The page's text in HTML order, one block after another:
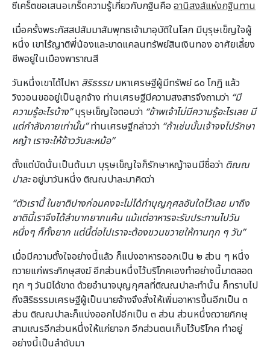
ซีเคร็ตขอเสนอเกร็ดความรู้เกี่ยวกับกฐินคือ อานิสงส์แห่งกฐินทาน
เมื่อครั้งพระกัสสปสัมมาสัมพุทธเจ้ามาอุบัติในโลก มีบุรุษเข็ญใจผู้
หนึ่ง เขาไร้ญาติพี่น้องและขาดแคลนทรัพย์สินเงินทอง อาศัยเลี้ยง
ชีพอยู่ในเมืองพาราณสี
วันหนึ่งเขาได้ไปหา สิริธรรมมหาเศรษฐีผู้มีทรัพย์ ๘๐ โกฏิ แล้ว
วิงวอนขออยู่เป็นลูกจ้าง ท่านเศรษฐีมีความสงสารจึงถามว่า “มี
ความรู้อะไรบ้าง”บุรุษเข็ญใจตอบว่า “ข้าพเจ้าไม่มีความรู้อะไรเลย มี
แต่กำลังกายเท่านั้น”ท่านเศรษฐีกล่าวว่า “ถ้าเช่นนั้นเจ้าจงไปรักษา
หญ้า เราจะให้ข้าววันละหม้อ”
ตั้งแต่บัดนั้นเป็นต้นมา บุรุษเข็ญใจก็รักษาหญ้าจนมีชื่อว่า ติณณ
ปาละอยู่มาวันหนึ่ง ติณณปาละมาคิดว่า
“ตัวเรานี้ ในชาติปางก่อนคงจะไม่ได้ทำบุญกุศลอันใดไว้เลย มาถึง
ชาตินี้เราจึงได้ลำบากยากแค้น แม้แต่อาหารจะรับประทานไปวัน
หนึ่งๆ ก็ทั้งยาก แต่นี้ต่อไปเราจะต้องขวนขวายให้ทานทุก ๆ วัน”
เมื่อมีความตั้งใจอย่างนี้แล้ว ก็แบ่งอาหารออกเป็น ๒ ส่วน ๆ หนึ่ง
ถวายแก่พระภิกษุสงฆ์ อีกส่วนหนึ่งไว้บริโภคเองทำอย่างนี้มาตลอด
ทุก ๆ วันมิได้ขาด ด้วยอำนาจบุญกุศลที่ติณณปาละทำนั้น ก็ทราบไป
ถึงสิริธรรมเศรษฐีผู้เป็นนายจ้างจึงสั่งให้เพิ่มอาหารขึ้นอีกเป็น ๓
ส่วน ติณณปาละก็แบ่งออกไปอีกเป็น ๓ ส่วน ส่วนหนึ่งถวายภิกษุ
สามเณรอีกส่วนหนึ่งให้แก่ยาจก อีกส่วนตนเก็บไว้บริโภค ทำอยู่
อย่างนี้เป็นลำดับมา